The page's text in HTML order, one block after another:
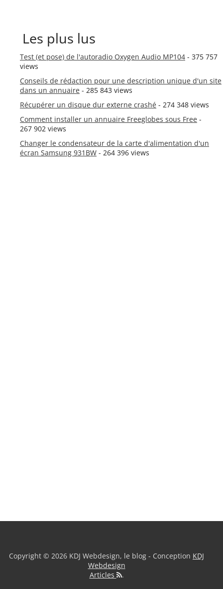
Les plus lus
Test (et pose) de l'autoradio Oxygen Audio MP104 - 375 757
views
Conseils de rédaction pour une description unique d'un site
dans un annuaire - 285 843 views
Récupérer un disque dur externe crashé - 274 348 views
Comment installer un annuaire Freeglobes sous Free -
267 902 views
Changer le condensateur de la carte d'alimentation d'un
écran Samsung 931BW - 264 396 views
Copyright © 2026 KDJ Webdesign, le blog - Conception KDJ
Webdesign
Articles
.